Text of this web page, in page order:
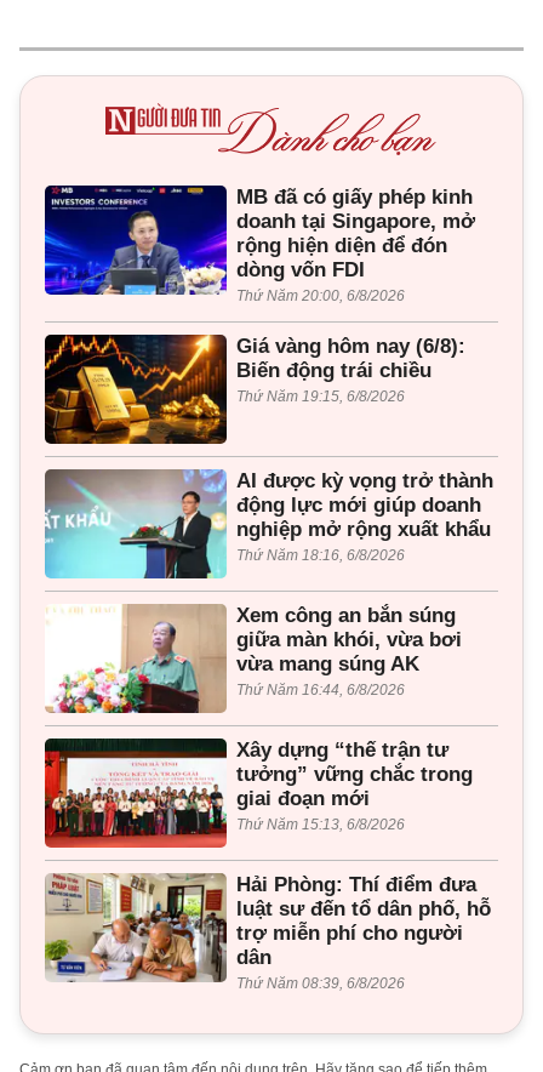
MB đã có giấy phép kinh
doanh tại Singapore, mở
rộng hiện diện để đón
dòng vốn FDI
Thứ Năm 20:00, 6/8/2026
Giá vàng hôm nay (6/8):
Biến động trái chiều
Thứ Năm 19:15, 6/8/2026
AI được kỳ vọng trở thành
động lực mới giúp doanh
nghiệp mở rộng xuất khẩu
Thứ Năm 18:16, 6/8/2026
Xem công an bắn súng
giữa màn khói, vừa bơi
vừa mang súng AK
Thứ Năm 16:44, 6/8/2026
Xây dựng “thế trận tư
tưởng” vững chắc trong
giai đoạn mới
Thứ Năm 15:13, 6/8/2026
Hải Phòng: Thí điểm đưa
luật sư đến tổ dân phố, hỗ
trợ miễn phí cho người
dân
Thứ Năm 08:39, 6/8/2026